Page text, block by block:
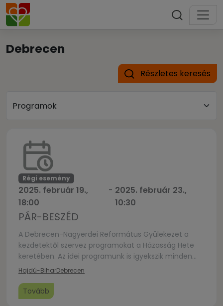
Debrecen
Részletes keresés
Régi esemény
2025. február 19.,
18:00
- 2025. február 23.,
10:30
PÁR-BESZÉD
A Debrecen-Nagyerdei Református Gyülekezet a
kezdetektől szervez programokat a Házasság Hete
keretében. Az idei programunk is igyekszik minden
érintett korosztályhoz, élethelyzethez és
Ezek fő hansúlya, hogy megerősödhessünk: Istennek
van terve a házassággal, a mienkkel is, és meg akar
Hajdú-BiharDebrecen
Tovább